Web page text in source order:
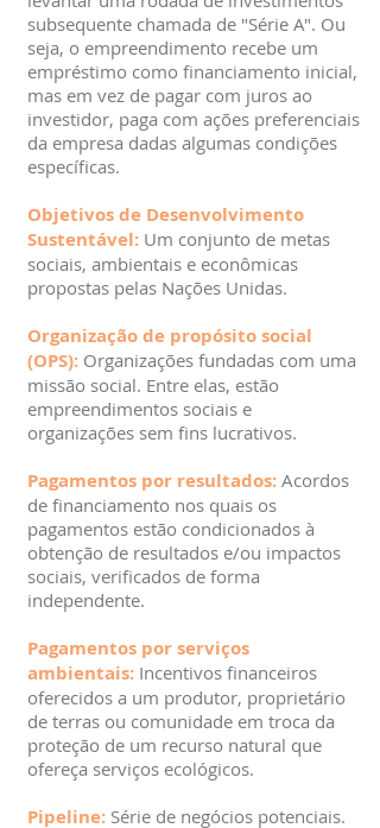
subsequente chamada de "Série A". Ou
seja, o empreendimento recebe um
empréstimo como financiamento inicial,
mas em vez de pagar com juros ao
investidor, paga com ações preferenciais
da empresa dadas algumas condições
específicas.
Objetivos de Desenvolvimento
Sustentável: Um conjunto de metas
sociais, ambientais e econômicas
propostas pelas Nações Unidas.
Organização de propósito social
(OPS): Organizações fundadas com uma
missão social. Entre elas, estão
empreendimentos sociais e
organizações sem fins lucrativos.
Pagamentos por resultados: Acordos
de financiamento nos quais os
pagamentos estão condicionados à
obtenção de resultados e/ou impactos
sociais, verificados de forma
independente.
Pagamentos por serviços
ambientais: Incentivos financeiros
oferecidos a um produtor, proprietário
de terras ou comunidade em troca da
proteção de um recurso natural que
ofereça serviços ecológicos.
Pipeline: Série de negócios potenciais.